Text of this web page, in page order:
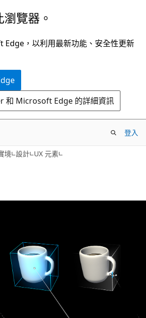
覽器。
，以利用最新功能、安全性更新
和 Microsoft Edge 的詳細資訊
登入
境 設計 UX 元素